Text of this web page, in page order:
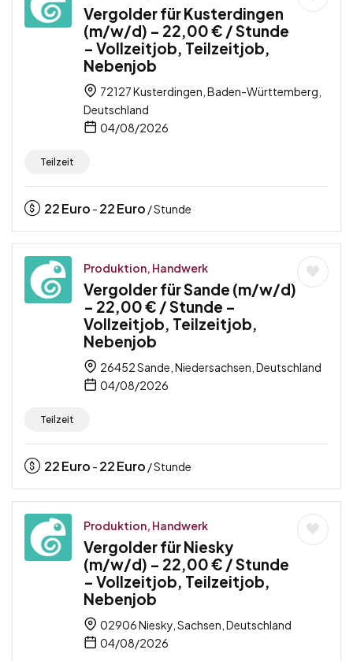
Vergolder für Kusterdingen
(m/w/d) – 22,00 € / Stunde
– Vollzeitjob, Teilzeitjob,
Nebenjob
72127 Kusterdingen, Baden-Württemberg,
Deutschland
04/08/2026
Teilzeit
22Euro - 22Euro / Stunde
Produktion, Handwerk
Vergolder für Sande (m/w/d)
– 22,00 € / Stunde –
Vollzeitjob, Teilzeitjob,
Nebenjob
26452 Sande, Niedersachsen, Deutschland
04/08/2026
Teilzeit
22Euro - 22Euro / Stunde
Produktion, Handwerk
Vergolder für Niesky
(m/w/d) – 22,00 € / Stunde
– Vollzeitjob, Teilzeitjob,
Nebenjob
02906 Niesky, Sachsen, Deutschland
04/08/2026